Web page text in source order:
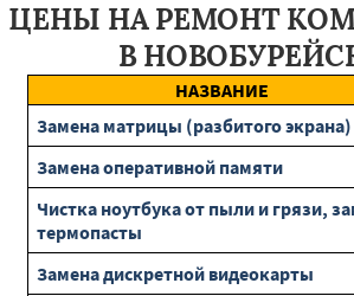
Магдагачи Сковородино
Пролетарск Ивня
Волоконовка Северное Короча
Вейделевка Алексеевка
ЦЕНЫ НА РЕМОНТ
В
НАЗВАНИЕ
Замена матрицы (разбитого экрана)
Замена оперативной памяти
Чистка ноутбука от пыли и грязи,
термопасты
Замена дискретной видеокарты